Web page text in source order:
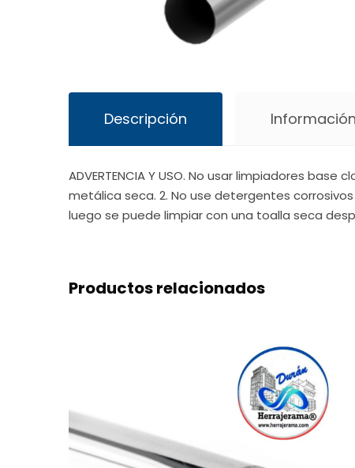
Descripción
ADVERTENCIA Y USO. No usar limpiadores
metálica seca. 2. No use detergentes
luego se puede limpiar con una toalla seca
Productos relacionados